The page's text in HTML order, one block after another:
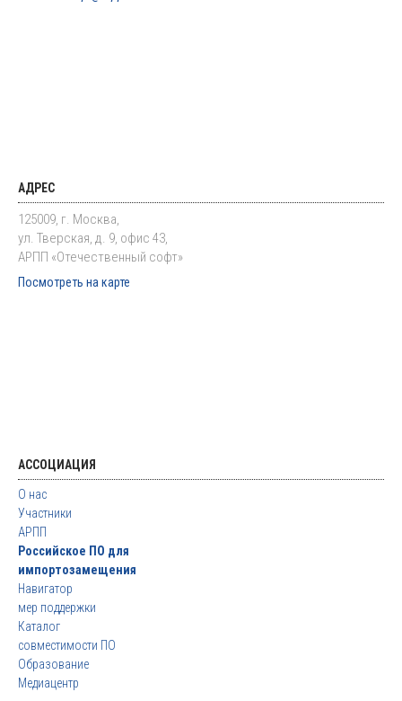
АДРЕС
125009, г. Москва,
ул. Тверская, д. 9, офис 43,
АРПП «Отечественный софт»
Посмотреть на карте
АССОЦИАЦИЯ
О нас
Участники
АРПП
Российское ПО для
импортозамещения
Навигатор
мер поддержки
Каталог
совместимости ПО
Образование
Медиацентр